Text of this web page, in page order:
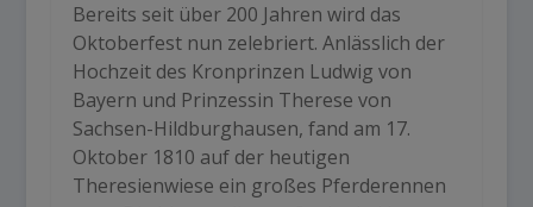
Bereits seit über 200 Jahren wird das
Oktoberfest nun zelebriert. Anlässlich der
Hochzeit des Kronprinzen Ludwig von
Bayern und Prinzessin Therese von
Sachsen-Hildburghausen, fand am 17.
Oktober 1810 auf der heutigen
Theresienwiese ein großes Pferderennen